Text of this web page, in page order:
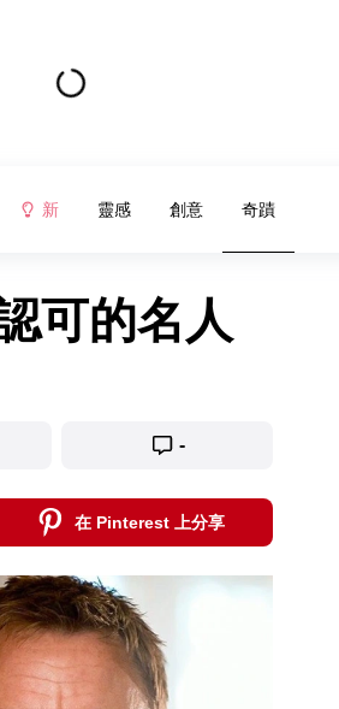
新 靈感 創意 奇蹟
可的名人
-
在 Pinterest 上分享